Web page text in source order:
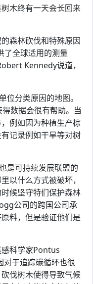
木终有一天会长回来
森林砍伐和特殊原因
了全球适用的测量
Kennedy说道，
位分类原因的地图。
数据会很有帮助。当
例如因为种植生产棕
记录例如干旱等对树
是可持续发展联盟的
以什么方式被破坏，
候坚守特们保护森林
公司的跨国公司承
料，但是验证他们是
科学家Pontus
于追踪碳循环也很
伐树木使得导致气候